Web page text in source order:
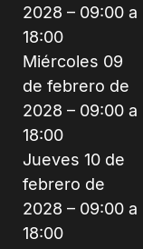
2028 – 09:00 a
18:00
Miércoles 09
de febrero de
2028 – 09:00 a
18:00
Jueves 10 de
febrero de
2028 – 09:00 a
18:00